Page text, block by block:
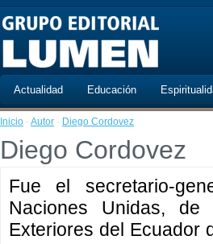
Actualidad Educación
Inicio · Autor · Diego Cordovez
Diego Cordovez
Fue el secretario-
Naciones Unidas,
Exteriores del Ecuador